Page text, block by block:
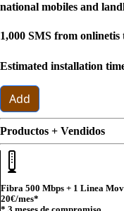
national mobiles and
1,000 SMS from onlinetis
Estimated installation
Add
Productos + Vendidos
Fibra 500 Mbps + 1 Linea
20€/mes*